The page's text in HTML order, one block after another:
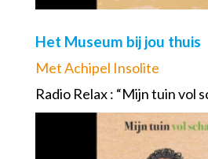
Het Museum bij jou thuis
Met Achipel Insolite
Radio Relax : “Mijn tuin vol